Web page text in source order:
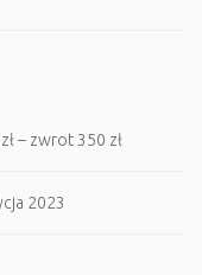
– zwrot 350 zł
2023